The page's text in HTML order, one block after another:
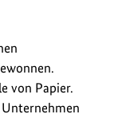
von Papier.